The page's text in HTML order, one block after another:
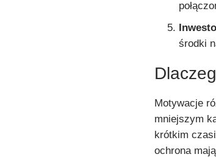
środki
Motywacje
mniejszym
krótkim
ochrona